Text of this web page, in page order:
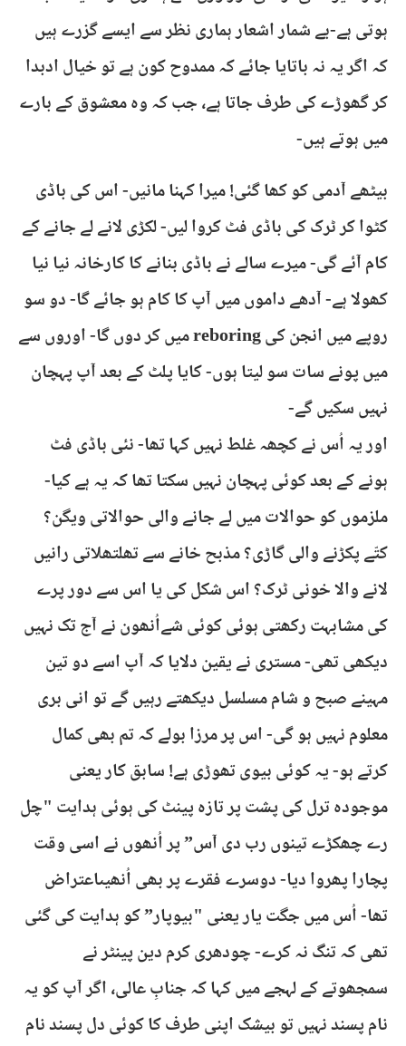
ہوتی ہے-بے شمار اشعار ہماری نظر سے ایسے گزرے ہیں
کہ اگر یہ نہ باتایا جائے کہ ممدوح کون ہے تو خیال ادبدا
کر گھوڑے کی طرف جاتا ہے، جب کہ وہ معشوق کے بارے
میں ہوتے ہیں-
بیٹھے آدمی کو کھا گئی! میرا کہنا مانیں- اس کی باڈی
کٹوا کر ٹرک کی باڈی فٹ کروا لیں- لکڑی لانے لے جانے کے
کام آئے گی- میرے سالے نے باڈی بنانے کا کارخانہ نیا نیا
کھولا ہے- آدھے داموں میں آپ کا کام ہو جائے گا- دو سو
روپے میں انجن کی reboring میں کر دوں گا- اوروں سے
میں پونے سات سو لیتا ہوں- کایا پلٹ کے بعد آپ پہچان
نہیں سکیں گے-
اور یہ اُس نے کچھہ غلط نہیں کہا تھا- نئی باڈی فٹ
ہونے کے بعد کوئی پہچان نہیں سکتا تھا کہ یہ ہے کیا-
ملزموں کو حوالات میں لے جانے والی حوالاتی ویگن؟
کتّے پکڑنے والی گاڑی؟ مذبح خانے سے تھلتھلاتی رانیں
لانے والا خونی ٹرک؟ اس شکل کی یا اس سے دور پرے
کی مشابہت رکھتی ہوئی کوئی شےاُنھون نے آج تک نہیں
دیکھی تھی- مستری نے یقین دلایا کہ آپ اسے دو تین
مہینے صبح و شام مسلسل دیکھتے رہیں گے تو انی بری
معلوم نہیں ہو گی- اس پر مرزا بولے کہ تم بھی کمال
کرتے ہو- یہ کوئی بیوی تھوڑی ہے! سابق کار یعنی
موجودہ ترل کی پشت پر تازہ پینٹ کی ہوئی ہدایت "چل
رے چھکڑے تینوں رب دی آس” پر اُنھوں نے اسی وقت
پچارا پھروا دیا- دوسرے فقرے پر بھی اُنھیںاعتراض
تھا- اُس میں جگت یار یعنی "بیوپار” کو ہدایت کی گئی
تھی کہ تنگ نہ کرے- چودھری کرم دین پینٹر نے
سمجھوتے کے لہجے میں کہا کہ جنابِ عالی، اگر آپ کو یہ
نام پسند نہیں تو بیشک اپنی طرف کا کوئی دل پسند نام